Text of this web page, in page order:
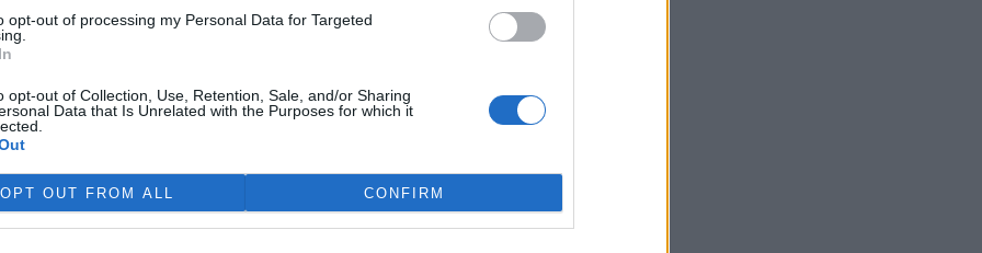
opt-out of processing my Personal Data for Targeted
opt-out of Collection, Use, Retention, Sale, and/or Sharing
Data that Is Unrelated with the Purposes for which it
OPT OUT FROM ALL CONFIRM
je k dispozici přes pět
kvůli ředitelům KRNAP a ČIŽP
a postřehy. Tím, že zde publikujete svůj příspěvek, se ale zároveň